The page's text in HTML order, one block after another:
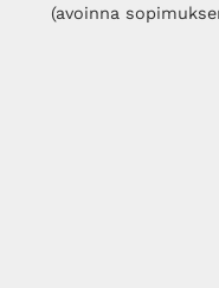
(avoinna